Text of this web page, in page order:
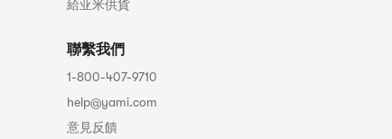
給亚米供貨
聯繫我們
1-800-407-9710
help@yami.com
意見反饋